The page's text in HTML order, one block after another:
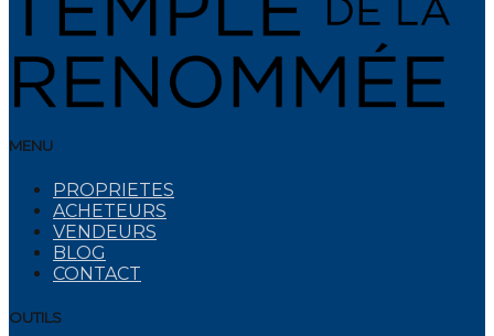
MENU
PROPRIETES
ACHETEURS
VENDEURS
BLOG
CONTACT
OUTILS